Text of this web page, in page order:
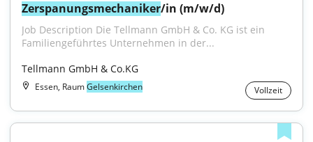
Zerspanungsmechaniker/in (m/w/d)
Job Description Die Tellmann GmbH & Co. KG ist ein
Familiengeführtes Unternehmen in der...
Tellmann GmbH & Co.KG
Essen, RaumGelsenkirchen Vollzeit